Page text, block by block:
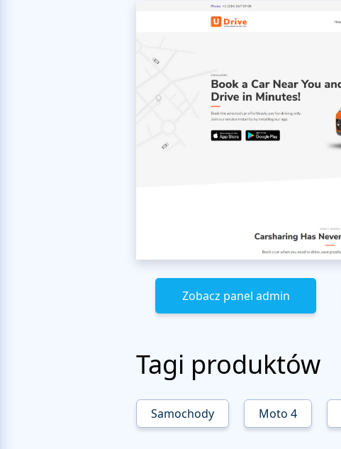
Zobacz panel admin
Tagi produktów
Samochody Moto 4